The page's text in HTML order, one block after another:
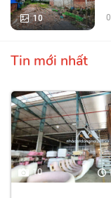
10
Tin mới nhất
10